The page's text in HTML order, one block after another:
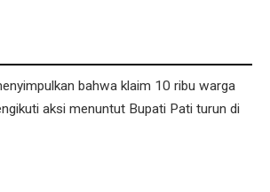
bahwa klaim 10 ribu warga
aksi menuntut Bupati Pati turun di